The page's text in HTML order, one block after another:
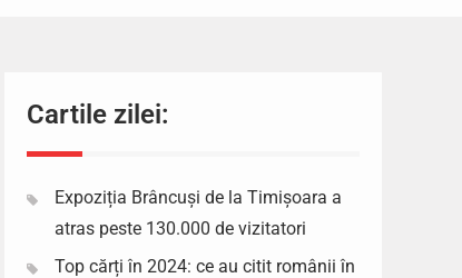
Cartile zilei:
Expoziția Brâncuși de la Timișoara a
atras peste 130.000 de vizitatori
Top cărți în 2024: ce au citit românii în